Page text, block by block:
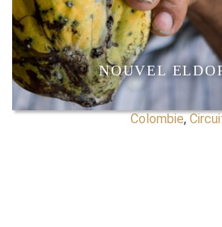
NOUVEL
Colombie,